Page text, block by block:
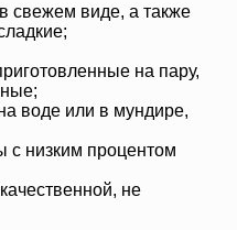
свежем виде, а также
на пару,
воде или в мундире,
с низким процентом
не